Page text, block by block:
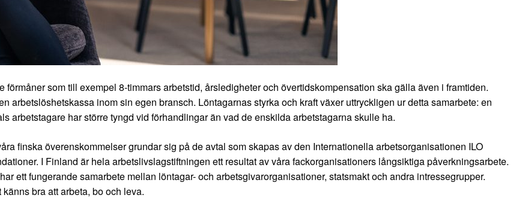
som till exempel 8-timmars arbetstid, årsledigheter och övertidskompensation ska gälla även i framtiden.
arbetslöshetskassa inom sin egen bransch. Löntagarnas styrka och kraft växer uttryckligen ur detta samarbete: en
arbetstagare har större tyngd vid förhandlingar än vad de enskilda arbetstagarna skulle ha.
finska överenskommelser grundar sig på de avtal som skapas av den Internationella arbetsorganisationen ILO
I Finland är hela arbetslivslagstiftningen ett resultat av våra fackorganisationers långsiktiga påverkningsarbete.
ett fungerande samarbete mellan löntagar- och arbetsgivarorganisationer, statsmakt och andra intressegrupper.
bra att arbeta, bo och leva.